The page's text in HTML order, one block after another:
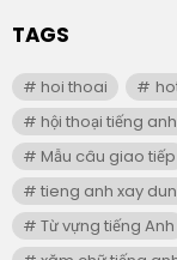
TAGS
hoi thoai
hội thoại tiếng
Mẫu câu giao tiếp
tieng anh xay
Từ vựng tiếng Anh